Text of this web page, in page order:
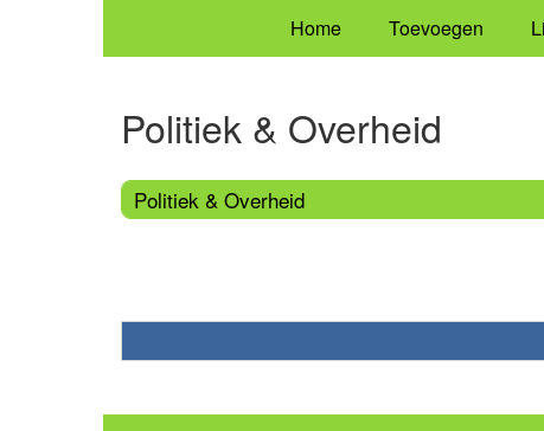
Home Toevoegen
Politiek & Overheid
Politiek & Overheid